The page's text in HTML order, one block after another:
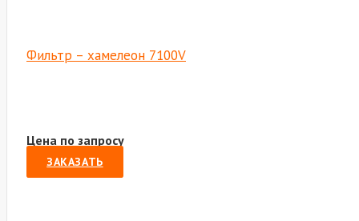
Фильтр – хамелеон 7100V
Цена по запросу
ЗАКАЗАТЬ